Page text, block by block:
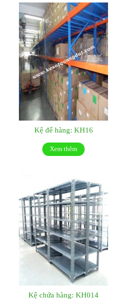
Kệ để hàng: KH16
Xem thêm
Kệ chứa hàng: KH014